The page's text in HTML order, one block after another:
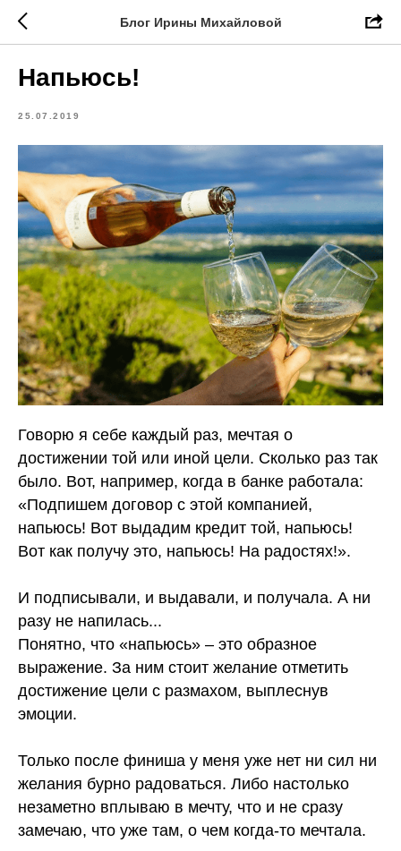
Блог Ирины Михайловой
Напьюсь!
25.07.2019
Говорю я себе каждый раз, мечтая о
достижении той или иной цели. Сколько раз так
было. Вот, например, когда в банке работала:
«Подпишем договор с этой компанией,
напьюсь! Вот выдадим кредит той, напьюсь!
Вот как получу это, напьюсь! На радостях!».
И подписывали, и выдавали, и получала. А ни
разу не напилась...
Понятно, что «напьюсь» – это образное
выражение. За ним стоит желание отметить
достижение цели с размахом, выплеснув
эмоции.
Только после финиша у меня уже нет ни сил ни
желания бурно радоваться. Либо настолько
незаметно вплываю в мечту, что и не сразу
замечаю, что уже там, о чем когда-то мечтала.